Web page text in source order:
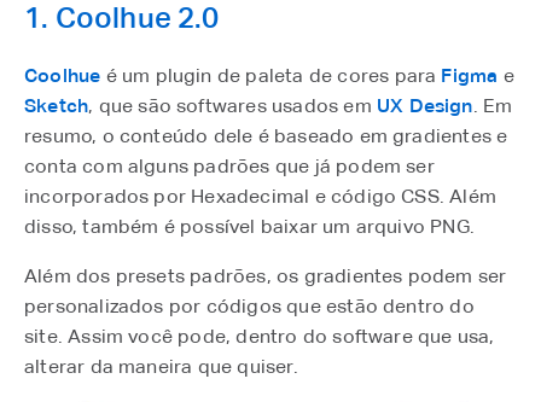
1. Coolhue 2.0
Coolhue é um plugin de paleta de cores para Figma e
Sketch, que são softwares usados em UX Design. Em
resumo, o conteúdo dele é baseado em gradientes e
conta com alguns padrões que já podem ser
incorporados por Hexadecimal e código CSS. Além
disso, também é possível baixar um arquivo PNG.
Além dos presets padrões, os gradientes podem ser
personalizados por códigos que estão dentro do
site. Assim você pode, dentro do software que usa,
alterar da maneira que quiser.